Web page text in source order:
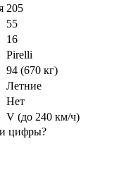
205
55
16
Pirelli
94 (670 кг)
Летние
Нет
V (до 240 км/ч)
цифры?